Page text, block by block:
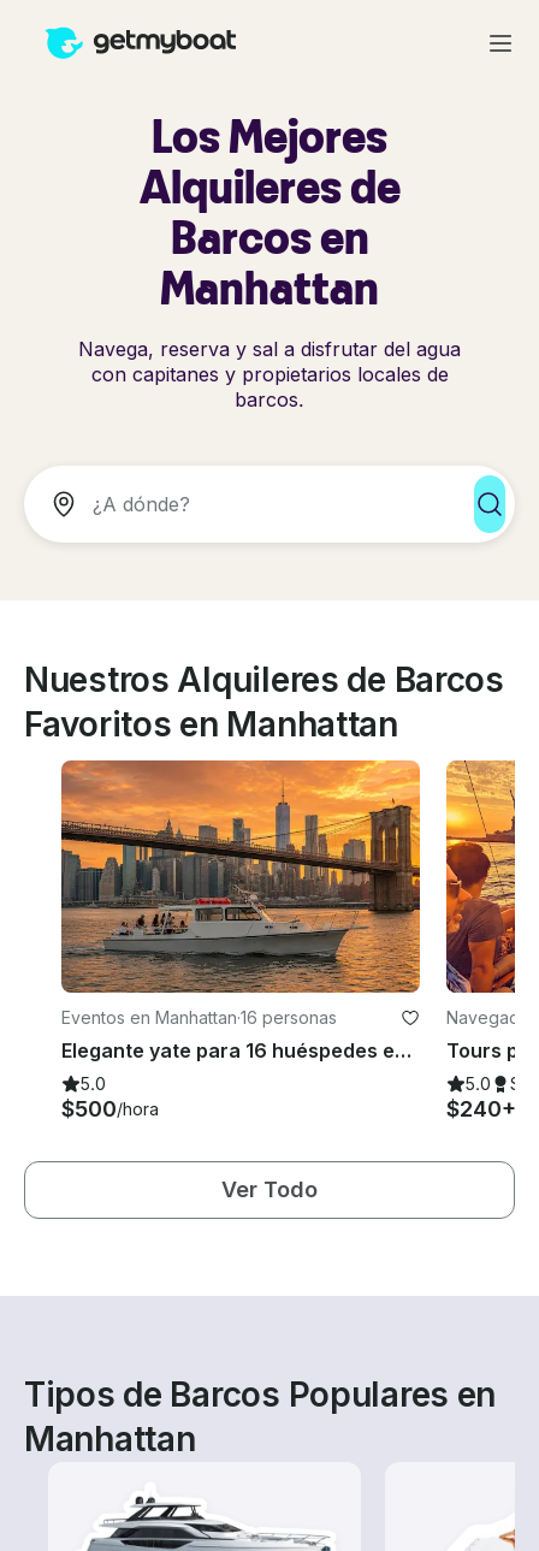
Los Mejores
Alquileres de
Barcos en
Manhattan
Navega, reserva y sal a disfrutar del agua
con capitanes y propietarios locales de
barcos.
Nuestros Alquileres de Barcos
Favoritos en Manhattan
Eventos en Manhattan·16 personas
Elegante yate para 16 huéspedes en Manhattan: ¡capitaneado!
5.0
$500/hora
5.0
$240+
Ver Todo
Tipos de Barcos Populares en
Manhattan